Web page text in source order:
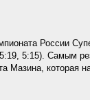
России
5:15). Самым
Мазина, которая